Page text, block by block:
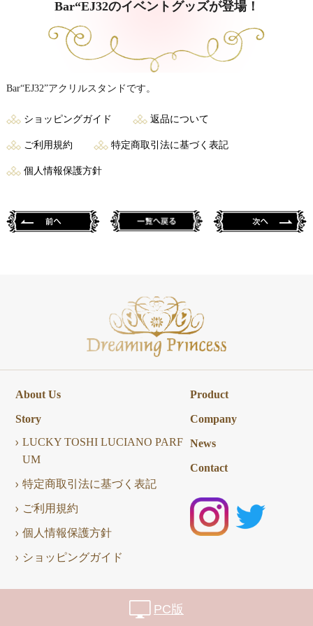
Bar“EJ32のイベントグッズが登場！
Bar“EJ32”アクリルスタンドです。
ショッピングガイド 返品について
ご利用規約 特定商取引法に基づく表記
個人情報保護方針
About Us
Story
LUCKY TOSHI LUCIANO PARF
UM
特定商取引法に基づく表記
ご利用規約
個人情報保護方針
ショッピングガイド
Product
Company
News
Contact
PC版